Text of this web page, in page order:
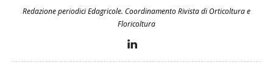
Redazione periodici Edagricole. Coordinamento Rivista di Orticoltura e
Floricoltura